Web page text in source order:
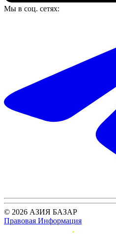
Мы в соц. сетях:
© 2026 АЗИЯ БАЗАР
Правовая Информация